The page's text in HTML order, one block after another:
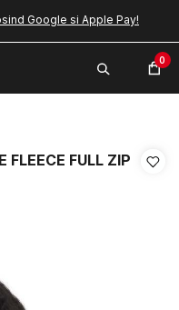
Google si Apple Pay!
0
FULL ZIP